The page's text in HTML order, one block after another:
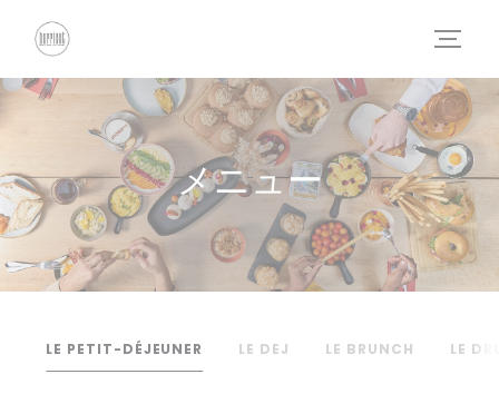
メニュー
LE PETIT-DÉJEUNER LE DEJ LE BRUNCH LE